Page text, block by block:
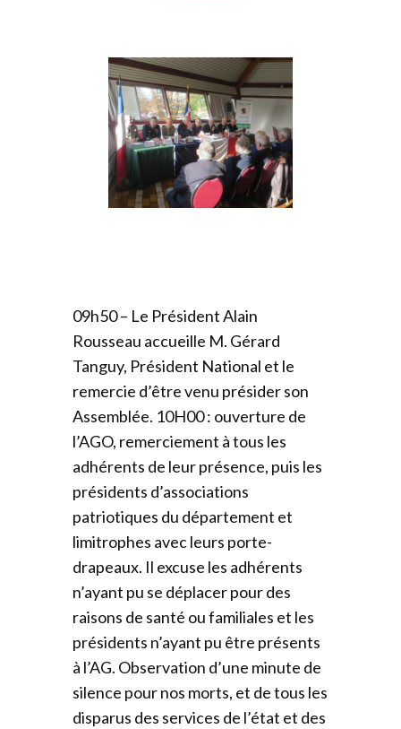
09h50 – Le Président Alain
Rousseau accueille M. Gérard
Tanguy, Président National et le
remercie d’être venu présider son
Assemblée. 10H00 : ouverture de
l’AGO, remerciement à tous les
adhérents de leur présence, puis les
présidents d’associations
patriotiques du département et
limitrophes avec leurs porte-
drapeaux. Il excuse les adhérents
n’ayant pu se déplacer pour des
raisons de santé ou familiales et les
présidents n’ayant pu être présents
à l’AG. Observation d’une minute de
silence pour nos morts, et de tous les
disparus des services de l’état et des